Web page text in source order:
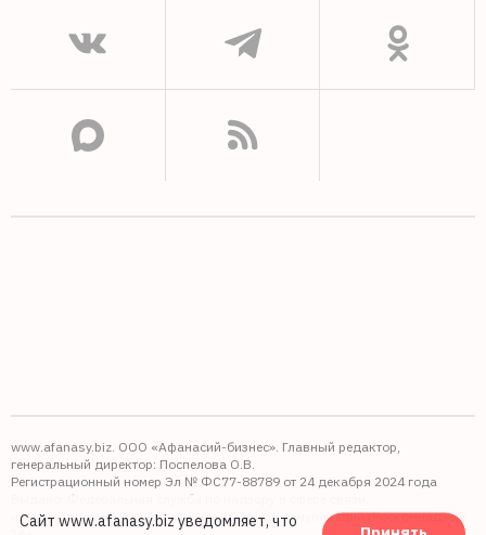
www.afanasy.biz. ООО «Афанасий-бизнес». Главный редактор,
генеральный директор: Поспелова О.В.
Регистрационный номер Эл № ФС77-88789 от 24 декабря 2024 года
Выдано: Федеральная служба по надзору в сфере связи,
информационных технологий и массовых коммуникаций (Роскомнадзор).
Сайт www.afanasy.biz уведомляет, что